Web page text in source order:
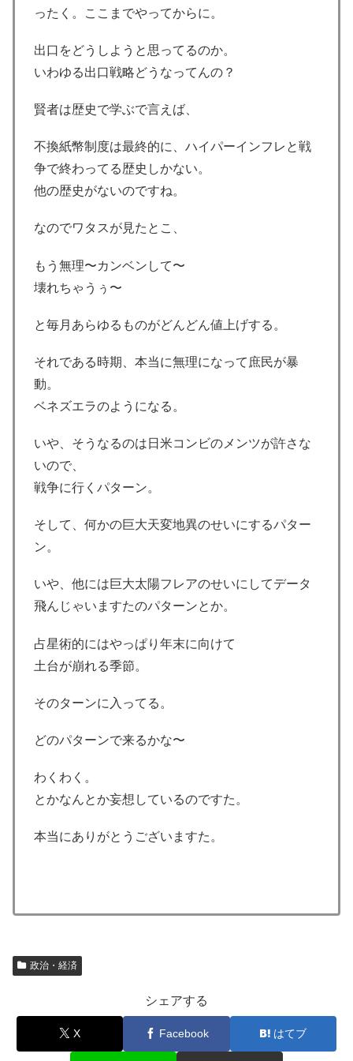
ったく。ここまでやってからに。
出口をどうしようと思ってるのか。
いわゆる出口戦略どうなってんの？
賢者は歴史で学ぶで言えば、
不換紙幣制度は最終的に、ハイパーインフレと戦
争で終わってる歴史しかない。
他の歴史がないのですね。
なのでワタスが見たとこ、
もう無理〜カンベンして〜
壊れちゃうぅ〜
と毎月あらゆるものがどんどん値上げする。
それである時期、本当に無理になって庶民が暴
動。
ベネズエラのようになる。
いや、そうなるのは日米コンビのメンツが許さな
いので、
戦争に行くパターン。
そして、何かの巨大天変地異のせいにするパター
ン。
いや、他には巨大太陽フレアのせいにしてデータ
飛んじゃいますたのパターンとか。
占星術的にはやっぱり年末に向けて
土台が崩れる季節。
そのターンに入ってる。
どのパターンで来るかな〜
わくわく。
とかなんとか妄想しているのですた。
本当にありがとうございますた。
政治・経済
シェアする
X Facebook はてブ